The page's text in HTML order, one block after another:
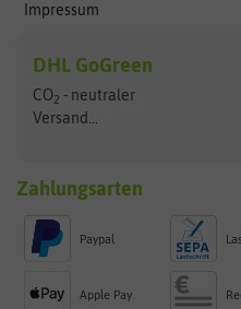
Impressum
DHL GoGreen
CO2 - neutraler
Versand...
Zahlungsarten
Paypal
Apple Pay